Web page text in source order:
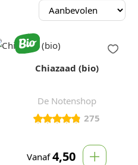
Chiazaad (bio)
De Notenshop
275
Vanaf 4,50